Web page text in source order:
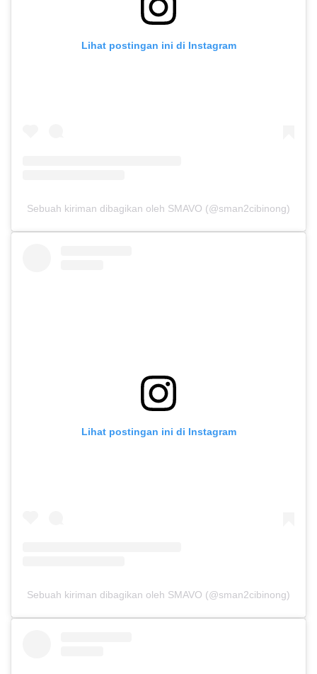
Lihat postingan ini di Instagram
Sebuah kiriman dibagikan oleh SMAVO (@sman2cibinong)
Lihat postingan ini di Instagram
Sebuah kiriman dibagikan oleh SMAVO (@sman2cibinong)